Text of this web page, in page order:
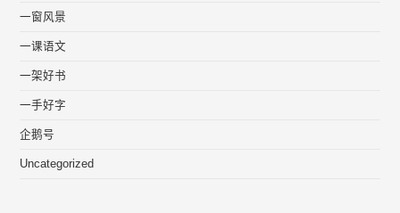
一窗风景
一课语文
一架好书
一手好字
企鹅号
Uncategorized